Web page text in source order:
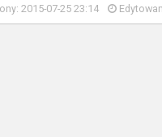
2015-07-25 23:14